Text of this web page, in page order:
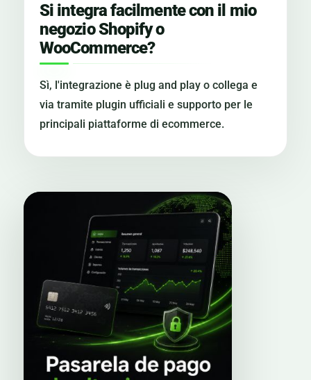
Si integra facilmente con il mio
negozio Shopify o
WooCommerce?
Sì, l'integrazione è plug and play o collega e
via tramite plugin ufficiali e supporto per le
principali piattaforme di ecommerce.